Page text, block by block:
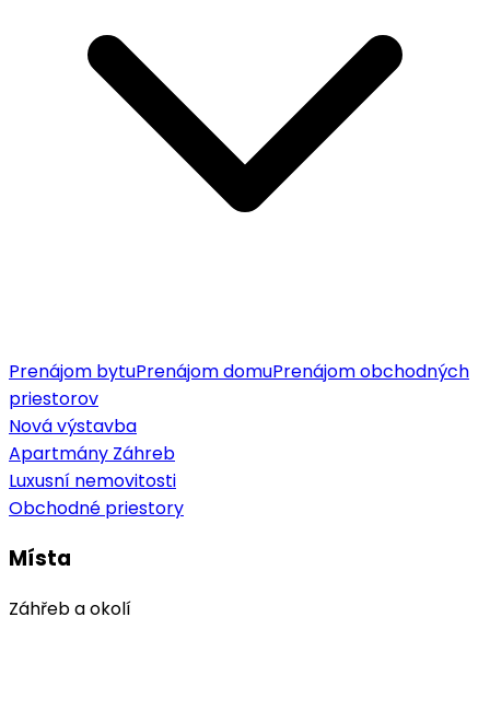
Prenájom bytuPrenájom domuPrenájom obchodných
priestorov
Nová výstavba
Apartmány Záhreb
Luxusní nemovitosti
Obchodné priestory
Místa
Záhřeb a okolí